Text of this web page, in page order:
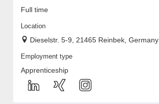
Full time
Location
Dieselstr. 5-9, 21465 Reinbek, Germany
Employment type
Apprenticeship